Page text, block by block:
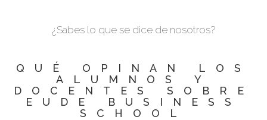
¿Sabes lo que se dice de nosotros?
QUÉ OPINAN LOS
ALUMNOS Y
DOCENTES SOBRE
EUDE BUSINESS
SCHOOL